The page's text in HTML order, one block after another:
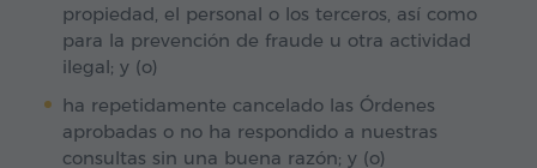
propiedad, el personal o los terceros, así como
para la prevención de fraude u otra actividad
ilegal; y (o)
ha repetidamente cancelado las Órdenes
aprobadas o no ha respondido a nuestras
consultas sin una buena razón; y (o)